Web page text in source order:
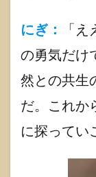
にぎ：
「
の勇気だけ
然との共生
だ。これか
に探ってい